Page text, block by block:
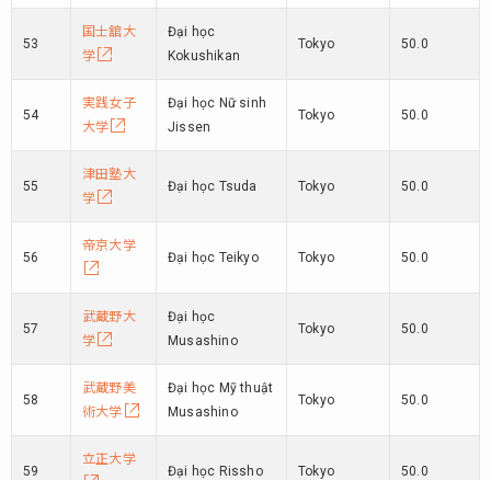
53
国士舘大
学
Đại học
Kokushikan
Tokyo 50.0
54
実践女子
大学
Đại học Nữ sinh
Jissen
Tokyo 50.0
55
津田塾大
学
Đại học Tsuda Tokyo 50.0
56
帝京大学
Đại học Teikyo Tokyo 50.0
57
武蔵野大
学
Đại học
Musashino
Tokyo 50.0
58
武蔵野美
術大学
Đại học Mỹ thuật
Musashino
Tokyo 50.0
59
立正大学
Đại học Rissho Tokyo 50.0